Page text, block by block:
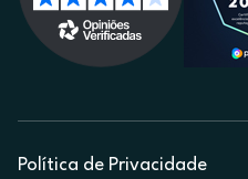
Política de Privacidade